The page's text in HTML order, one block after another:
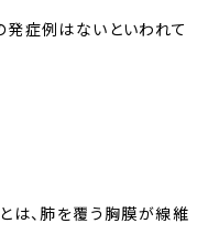
症例はないといわれて
は、肺を覆う胸膜が線維